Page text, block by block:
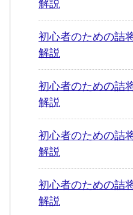
解説
初心者のための
解説
初心者のための
解説
初心者のための
解説
初心者のための詰
解説